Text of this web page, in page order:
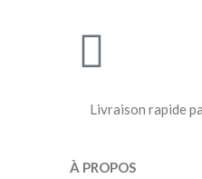
Livraison rapide
À PROPOS